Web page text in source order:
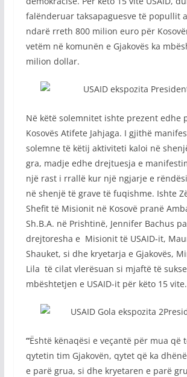
falënderuar taksapaguesve të popullit
ndarë rreth 800 milion euro për
vetëm në komunën e Gjakovës ka
milion dollar.
Në këtë solemnitet ishte prezent edhe
Kosovës Atifete Jahjaga. I gjithë
solemne të këtij aktiviteti kaloi në
gra, madje edhe drejtuesja e
një rast i rrallë kur një ngjarje e
në shenjë të grave të fuqishme. Ishte
Shefit të Misionit në Kosovë pranë
Sh.B.A. në Prishtinë, Jennifer Bachus
drejtoresha e Misionit të USAID-it,
Shauket, si dhe kryetarja e Gjakovës,
Lila të cilat vlerësuan si mjaftë të
mbështetjen e USAID-it për këto 15 vite.
“Është kënaqësi e veçantë për mua që
qytetin tim Gjakovën, qytet që ka
e parë grua, si dhe kryetaren e parë